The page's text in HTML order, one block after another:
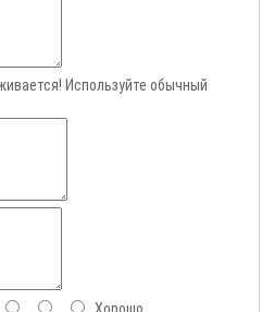
Используйте обычный